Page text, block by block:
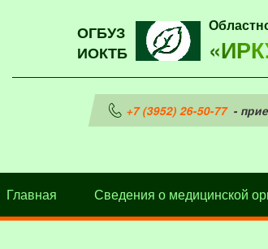
ОГБУЗ
ИОКТБ
+7 (3952) 26-50-77-
Главная Сведения о медицинской